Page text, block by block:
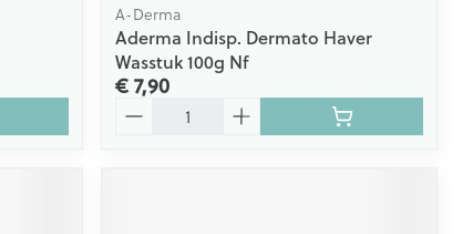
A-Derma
Aderma Indisp. Dermato Haver
Wasstuk 100g Nf
€ 7,90